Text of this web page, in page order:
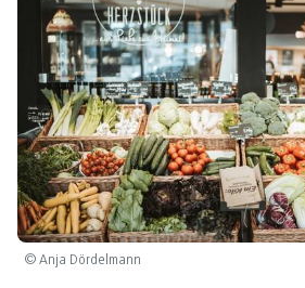
© Anja Dördelmann